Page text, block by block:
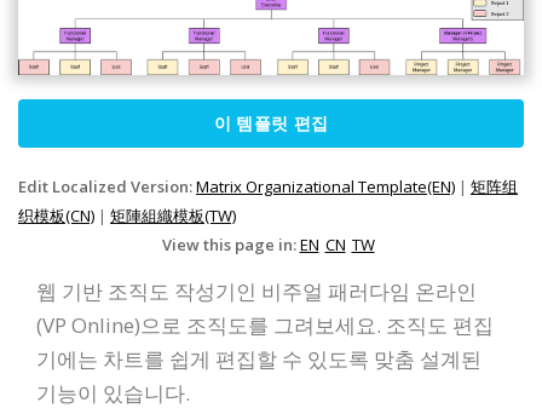
이 템플릿 편집
Edit Localized Version:Matrix Organizational Template(EN) | 矩阵组
织模板(CN) | 矩陣組織模板(TW)
View this page in:EN CN TW
웹 기반 조직도 작성기인 비주얼 패러다임 온라인
(VP Online)으로 조직도를 그려보세요. 조직도 편집
기에는 차트를 쉽게 편집할 수 있도록 맞춤 설계된
기능이 있습니다.